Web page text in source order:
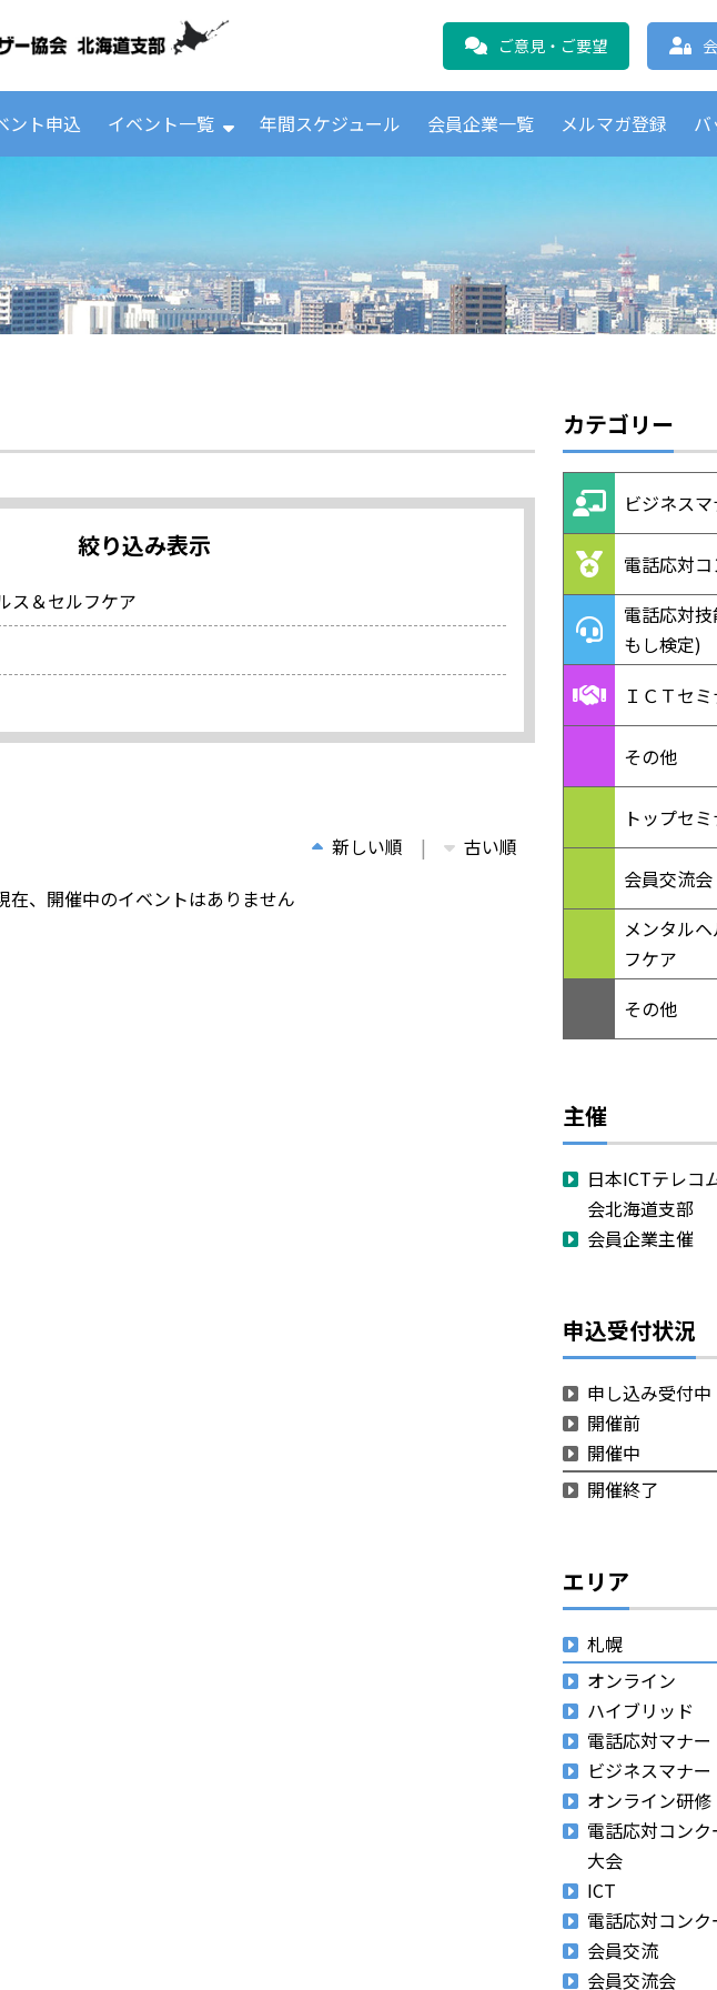
公益財団法人日本ICTテレコムユーザ協会 北海道支部
ご意見・ご要望
ント申込 イベント一覧 年間スケジュール 会員企業一覧 メルマガ登録 バ
絞り込み表示
ス＆セルフケア
新しい順
古い順
在、開催中のイベントはありません
カテゴリー
ビジネスマ
電話応対
電話応対
もし検定)
ＩＣＴセ
その他
トップセ
会員交流会
メンタル
フケア
その他
主催
日本ICTテレコ
会北海道支部
会員企業主催
申込受付状況
申し込み受付中
開催前
開催中
開催終了
エリア
札幌
オンライン
ハイブリッド
電話応対マナー
ビジネスマナー
オンライン研修
電話応対コン
大会
ICT
電話応対コンク
会員交流
会員交流会